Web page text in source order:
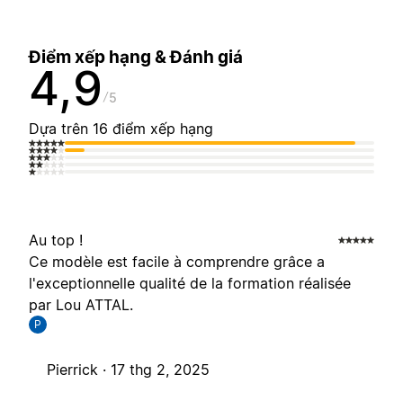
Điểm xếp hạng & Đánh giá
4,9 5
Dựa trên 16 điểm xếp hạng
Au top !
Ce modèle est facile à comprendre grâce a
l'exceptionnelle qualité de la formation réalisée
par Lou ATTAL.
P
Pierrick · 17 thg 2, 2025